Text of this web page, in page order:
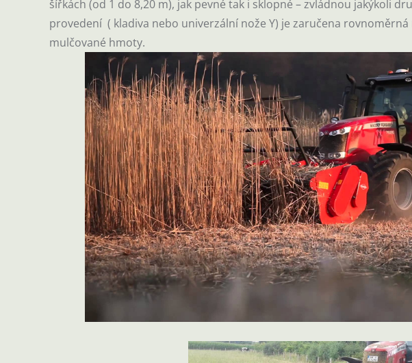
šířkách (od 1 do 8,20 m), jak pevné tak i sklopné – zvládnou jakýkoli
provedení ( kladiva nebo univerzální nože Y) je zaručena
mulčované hmoty.